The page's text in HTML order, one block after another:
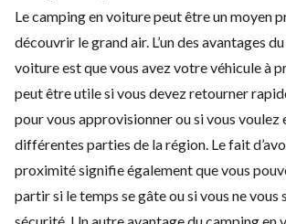
Le camping en voiture peut être un moyen
découvrir le grand air. L’un des avantages
voiture est que vous avez votre véhicule à
peut être utile si vous devez retourner
pour vous approvisionner ou si vous voulez
différentes parties de la région. Le fait
proximité signifie également que vous
partir si le temps se gâte ou si vous ne vous